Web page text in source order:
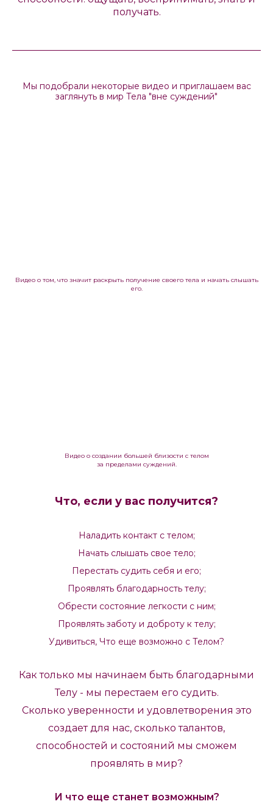
получать.
Мы подобрали некоторые видео и приглашаем вас
заглянуть в мир Тела "вне суждений"
Видео о том, что значит раскрыть получение своего тела и начать слышать
его.
Видео о создании большей близости с телом
за пределами суждений.
Что, если у вас получится?
Наладить контакт с телом;
Начать слышать свое тело;
Перестать судить себя и его;
Проявлять благодарность телу;
Обрести состояние легкости с ним;
Проявлять заботу и доброту к телу;
Удивиться, Что еще возможно с Телом?
Как только мы начинаем быть благодарными
Телу - мы перестаем его судить.
Сколько уверенности и удовлетворения это
создает для нас, сколько талантов,
способностей и состояний мы сможем
проявлять в мир?
И что еще станет возможным?